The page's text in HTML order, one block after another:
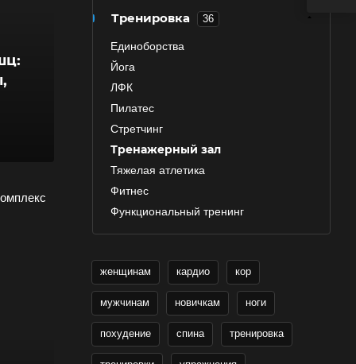
Тренировка 36
Единоборства
Йога
ЛФК
Пилатес
Стретчинг
Тренажерный зал
Тяжелая атлетика
Фитнес
Функциональный тренинг
женщинам кардио кор
мужчинам новичкам ноги
похудение спина тренировка